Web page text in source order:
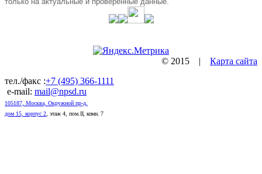
© 2015 | Карта сайта
тел./факс :+7 (495) 366-1111
e-mail: mail@npsd.ru
105187, Москва, Окружной пр-д,
дом 15, корпус 2 , этаж 4, пом. II, комн. 7